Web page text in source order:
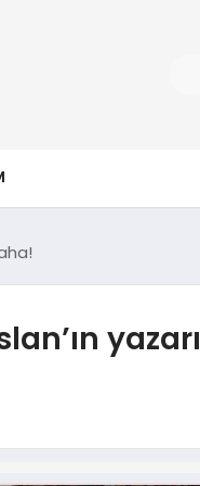
yazarı